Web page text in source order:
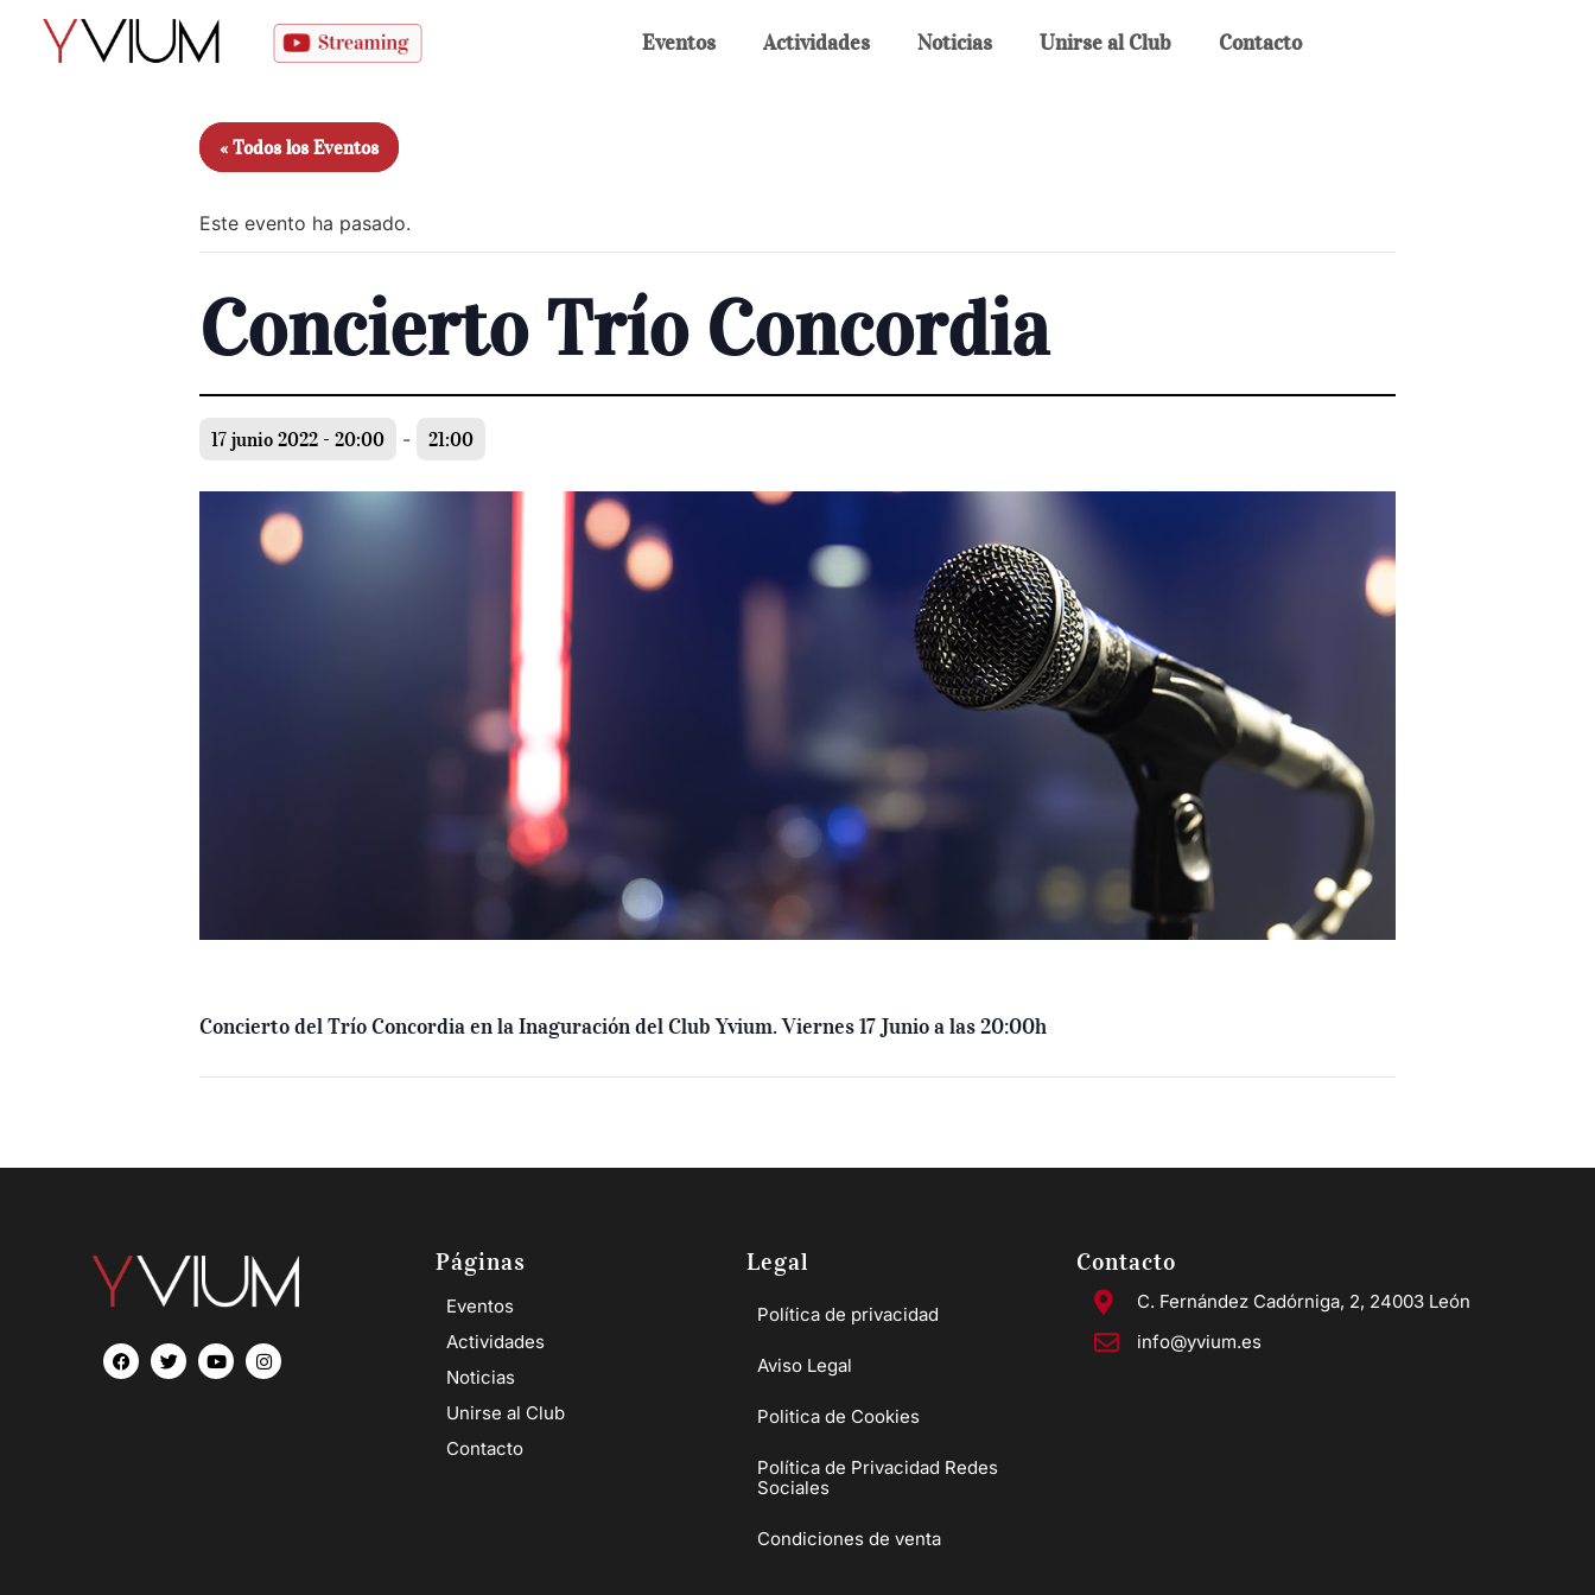
Eventos Actividades Noticias Unirse al Club Contacto
« Todos los Eventos
Este evento ha pasado.
Concierto Trío Concordia
17 junio 2022 - 20:00 - 21:00
Concierto del Trío Concordia en la Inaguración del Club Yvium. Viernes 17 Junio a las 20:00h
Páginas
Eventos
Actividades
Noticias
Unirse al Club
Contacto
Legal
Política de privacidad
Aviso Legal
Politica de Cookies
Política de Privacidad Redes
Sociales
Condiciones de venta
Contacto
C. Fernández Cadórniga, 2, 24003 León
info@yvium.es